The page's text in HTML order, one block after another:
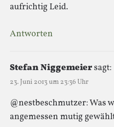
aufrichtig Leid.
Antworten
Stefan Niggemeiersagt:
23. Juni 2013 um 23:36 Uhr
@nestbeschmutzer: Was
angemessen mutig